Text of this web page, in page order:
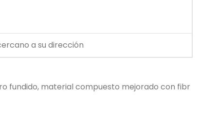
a su dirección
fundido, material compuesto mejorado con fibr